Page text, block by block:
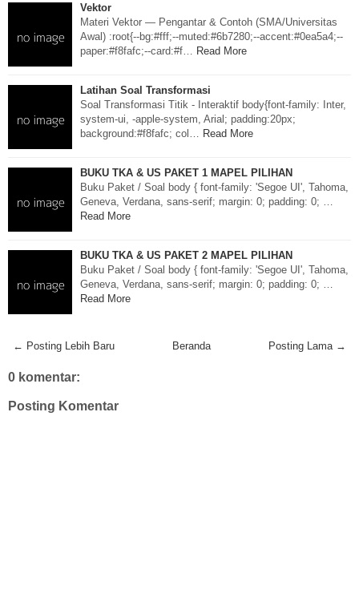
Vektor
Materi Vektor — Pengantar & Contoh (SMA/Universitas
Awal) :root{--bg:#fff;--muted:#6b7280;--accent:#0ea5a4;--
paper:#f8fafc;--card:#f…
Read More
Latihan Soal Transformasi
Soal Transformasi Titik - Interaktif body{font-family: Inter,
system-ui, -apple-system, Arial; padding:20px;
background:#f8fafc; col…
Read More
BUKU TKA & US PAKET 1 MAPEL PILIHAN
Buku Paket / Soal body { font-family: 'Segoe UI', Tahoma,
Geneva, Verdana, sans-serif; margin: 0; padding: 0; …
Read More
BUKU TKA & US PAKET 2 MAPEL PILIHAN
Buku Paket / Soal body { font-family: 'Segoe UI', Tahoma,
Geneva, Verdana, sans-serif; margin: 0; padding: 0; …
Read More
← Posting Lebih Baru Posting Lama →
Beranda
0 komentar:
Posting Komentar